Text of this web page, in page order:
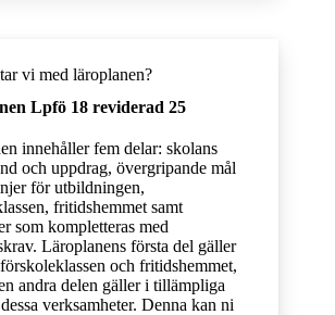
vi med läroplanen?
Lpfö 18 reviderad 25
innehåller fem delar: skolans
och uppdrag, övergripande mål
för utbildningen,
fritidshemmet samt
som kompletteras med
Läroplanens första del gäller
och fritidshemmet,
andra delen gäller i tillämpliga
verksamheter. Denna kan ni